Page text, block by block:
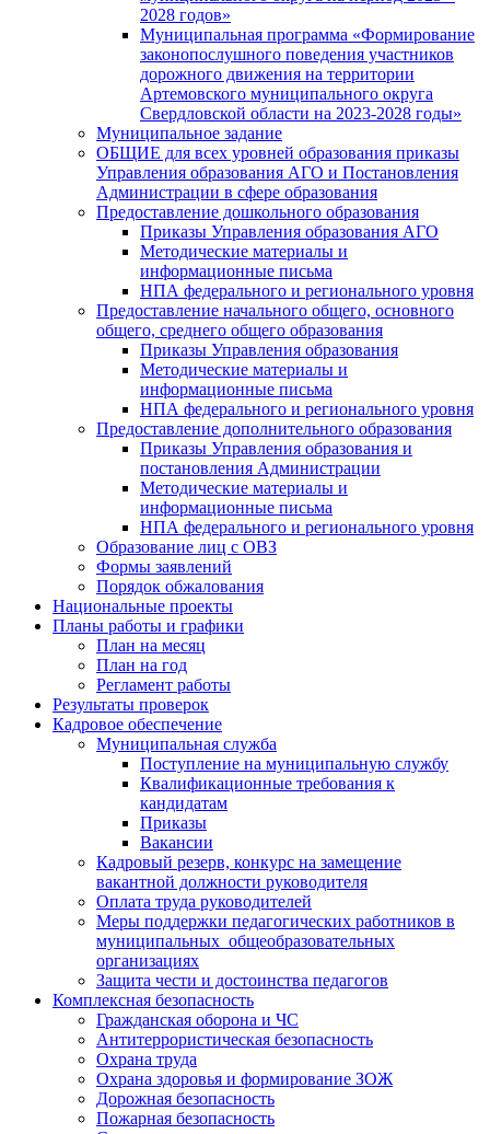
2028 годов»
Муниципальная программа «Формирование
законопослушного поведения участников
дорожного движения на территории
Артемовского муниципального округа
Свердловской области на 2023-2028 годы»
Муниципальное задание
ОБЩИЕ для всех уровней образования приказы
Управления образования АГО и Постановления
Администрации в сфере образования
Предоставление дошкольного образования
Приказы Управления образования АГО
Методические материалы и
информационные письма
НПА федерального и регионального уровня
Предоставление начального общего, основного
общего, среднего общего образования
Приказы Управления образования
Методические материалы и
информационные письма
НПА федерального и регионального уровня
Предоставление дополнительного образования
Приказы Управления образования и
постановления Администрации
Методические материалы и
информационные письма
НПА федерального и регионального уровня
Образование лиц с ОВЗ
Формы заявлений
Порядок обжалования
Национальные проекты
Планы работы и графики
План на месяц
План на год
Регламент работы
Результаты проверок
Кадровое обеспечение
Муниципальная служба
Поступление на муниципальную службу
Квалификационные требования к
кандидатам
Приказы
Вакансии
Кадровый резерв, конкурс на замещение
вакантной должности руководителя
Оплата труда руководителей
Меры поддержки педагогических работников в
муниципальных общеобразовательных
организациях
Защита чести и достоинства педагогов
Комплексная безопасность
Гражданская оборона и ЧС
Антитеррористическая безопасность
Охрана труда
Охрана здоровья и формирование ЗОЖ
Дорожная безопасность
Пожарная безопасность